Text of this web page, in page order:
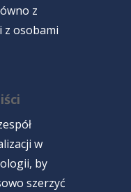
z
z osobami
w
by
szerzyć